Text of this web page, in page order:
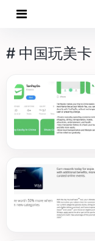
# 中国玩美卡